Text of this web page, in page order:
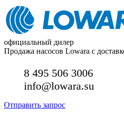
официальный дилер
Продажа насосов Lowara с
8 495 506 3006
info@lowara.su
Отправить запрос